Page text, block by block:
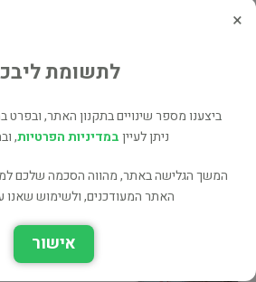
הרפתקאות דוד אריה
הרפתקאות דוד אריה
ילדים ונוער
×
לתשומת
ביצענו מספר שינויים בתקנון האתר, ובפרט
ניתן לעייןבמדיניות הפרטיות,
המשך הגלישה באתר, מהווה הסכמה שלכם
האתר המעודכנים, ולשימוש שאנו
אישור